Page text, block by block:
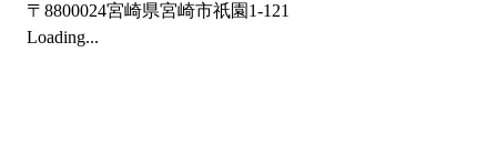
〒8800024宮崎県宮崎市祇園1-121
Loading...